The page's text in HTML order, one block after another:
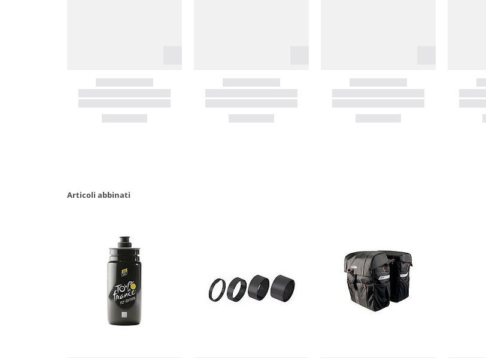
Articoli abbinati